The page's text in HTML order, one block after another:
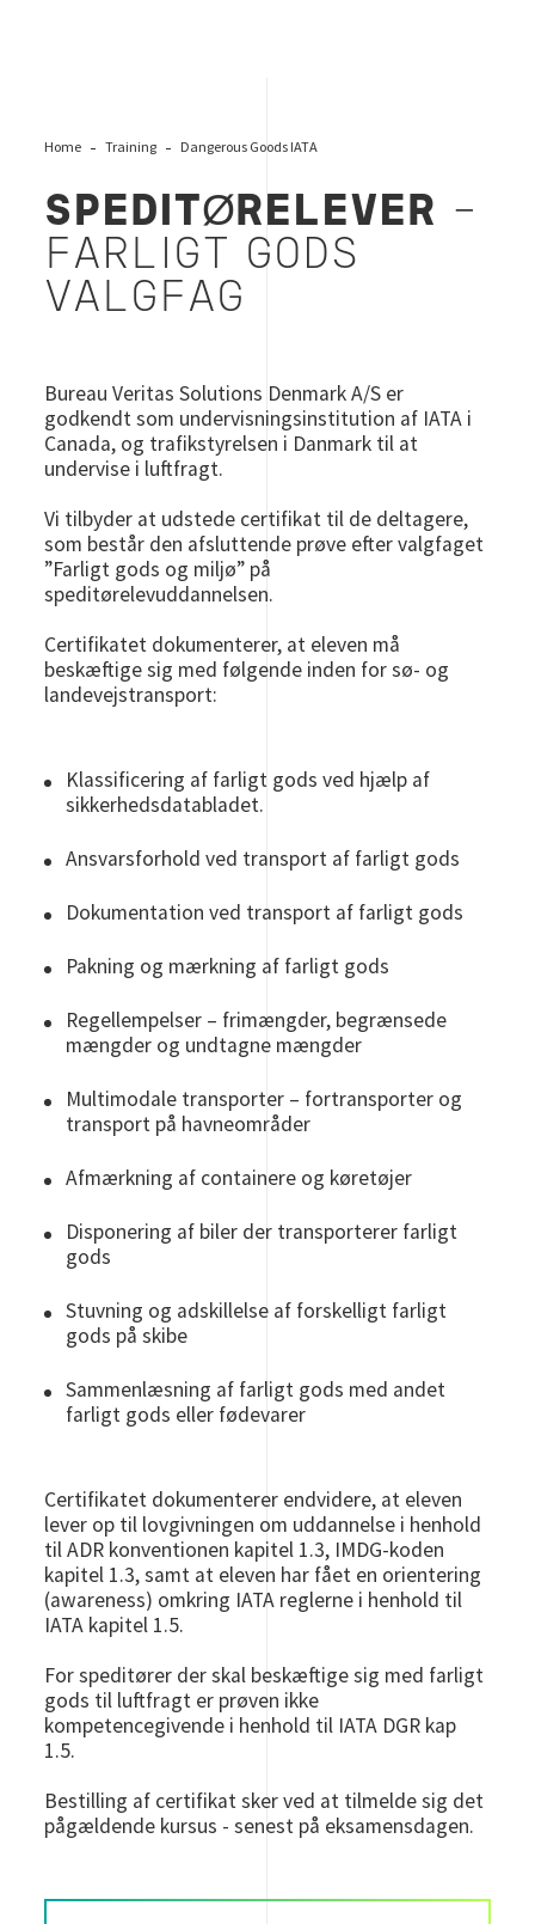
Home Training Dangerous Goods IATA
SPEDITØRELEVER -
FARLIGT GODS
VALGFAG
Bureau Veritas Solutions Denmark A/S er
godkendt som undervisningsinstitution af IATA i
Canada, og trafikstyrelsen i Danmark til at
undervise i luftfragt.
Vi tilbyder at udstede certifikat til de deltagere,
som består den afsluttende prøve efter valgfaget
”Farligt gods og miljø” på
speditørelevuddannelsen.
Certifikatet dokumenterer, at eleven må
beskæftige sig med følgende inden for sø- og
landevejstransport:
Klassificering af farligt gods ved hjælp af
sikkerhedsdatabladet.
Ansvarsforhold ved transport af farligt gods
Dokumentation ved transport af farligt gods
Pakning og mærkning af farligt gods
Regellempelser – frimængder, begrænsede
mængder og undtagne mængder
Multimodale transporter – fortransporter og
transport på havneområder
Afmærkning af containere og køretøjer
Disponering af biler der transporterer farligt
gods
Stuvning og adskillelse af forskelligt farligt
gods på skibe
Sammenlæsning af farligt gods med andet
farligt gods eller fødevarer
Certifikatet dokumenterer endvidere, at eleven
lever op til lovgivningen om uddannelse i henhold
til ADR konventionen kapitel 1.3, IMDG-koden
kapitel 1.3, samt at eleven har fået en orientering
(awareness) omkring IATA reglerne i henhold til
IATA kapitel 1.5.
For speditører der skal beskæftige sig med farligt
gods til luftfragt er prøven ikke
kompetencegivende i henhold til IATA DGR kap
1.5.
Bestilling af certifikat sker ved at tilmelde sig det
pågældende kursus - senest på eksamensdagen.